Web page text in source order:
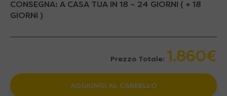
CONSEGNA: A CASA TUA IN 18 ~ 24 GIORNI ( + 18
GIORNI )
Prezzo Totale: 1.860€
AGGIUNGI AL CARRELLO